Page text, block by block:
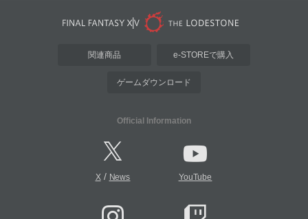
関連商品 e-STOREで購入
ゲームダウンロード
Official Information
X/ News YouTube